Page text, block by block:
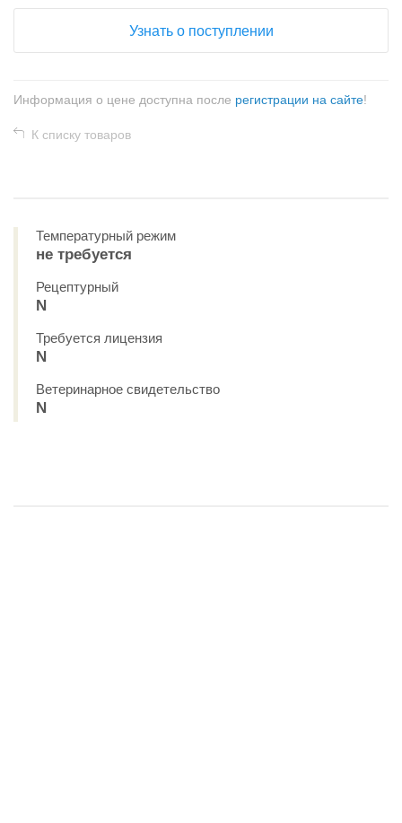
Узнать о поступлении
Информация о цене доступна после регистрации на сайте!
К списку товаров
Температурный режим
не требуется
Рецептурный
N
Требуется лицензия
N
Ветеринарное свидетельство
N